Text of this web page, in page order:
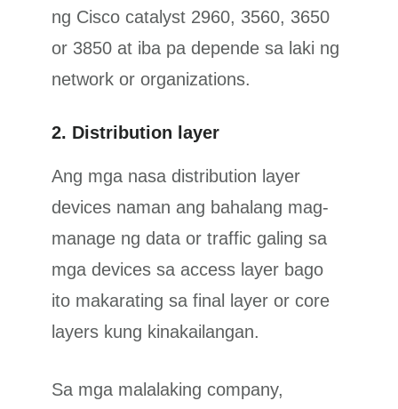
ng Cisco catalyst 2960, 3560, 3650
or 3850 at iba pa depende sa laki ng
network or organizations.
2. Distribution layer
Ang mga nasa distribution layer
devices naman ang bahalang mag-
manage ng data or traffic galing sa
mga devices sa access layer bago
ito makarating sa final layer or core
layers kung kinakailangan.
Sa mga malalaking company,